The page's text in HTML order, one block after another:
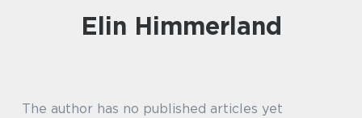
Elin Himmerland
The author has no published articles yet